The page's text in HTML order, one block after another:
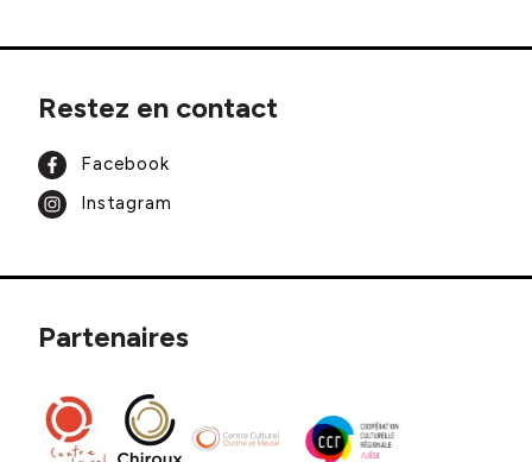
Restez en contact
Facebook
Instagram
Partenaires